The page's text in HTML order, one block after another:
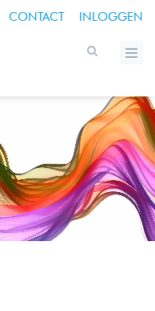
CONTACT INLOGGEN